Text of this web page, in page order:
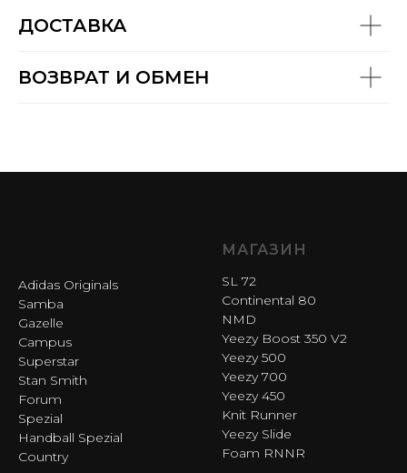
ДОСТАВКА
ВОЗВРАТ И ОБМЕН
Adidas Originals
Samba
Gazelle
Campus
Superstar
Stan Smith
Forum
Spezial
Handball Spezial
Country
МАГАЗИН
SL 72
Continental 80
NMD
Yeezy Boost 350 V2
Yeezy 500
Yeezy 700
Yeezy 450
Knit Runner
Yeezy Slide
Foam RNNR